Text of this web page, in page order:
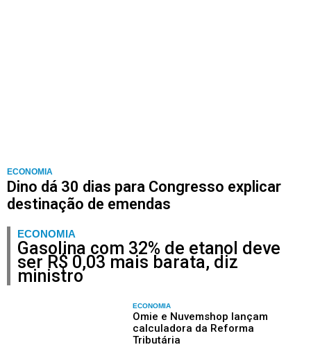
ECONOMIA
Dino dá 30 dias para Congresso explicar
destinação de emendas
ECONOMIA
Gasolina com 32% de etanol deve
ser R$ 0,03 mais barata, diz
ministro
ECONOMIA
Omie e Nuvemshop lançam
calculadora da Reforma
Tributária